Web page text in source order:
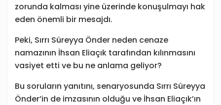
zorunda kalması yine üzerinde konuşulmayı hak
eden önemli bir mesajdı.
Peki, Sırrı Süreyya Önder neden cenaze
namazının İhsan Eliaçık tarafından kılınmasını
vasiyet etti ve bu ne anlama geliyor?
Bu soruların yanıtını, senaryosunda Sırrı Süreyya
Önder’in de imzasının olduğu ve İhsan Eliaçık’ın